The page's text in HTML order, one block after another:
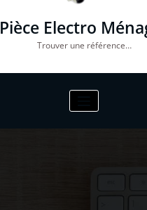
Pièce Electro
Trouver une référence…